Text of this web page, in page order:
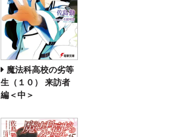
魔法科高校の劣等
生（１０） 来訪者
編＜中＞